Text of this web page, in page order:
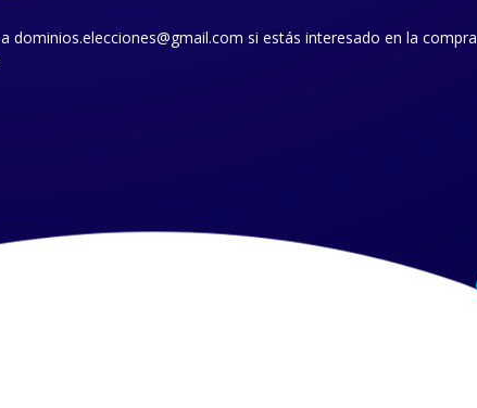
dominios.elecciones@gmail.com si estás interesado en la compra